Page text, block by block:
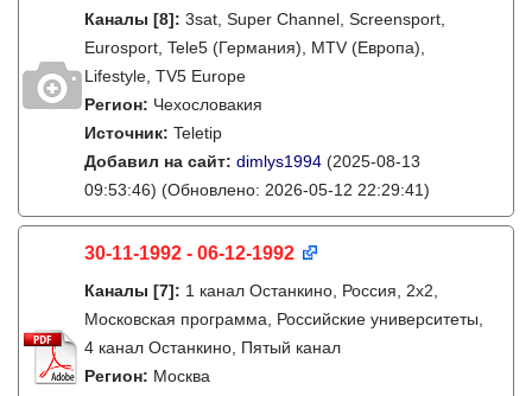
Каналы [8]: 3sat, Super Channel, Screensport,
Eurosport, Tele5 (Германия), MTV (Европа),
Lifestyle, TV5 Europe
Регион: Чехословакия
Источник: Teletip
Добавил на сайт: dimlys1994 (2025-08-13
09:53:46) (Обновлено: 2026-05-12 22:29:41)
30-11-1992 - 06-12-1992
Каналы [7]: 1 канал Останкино, Россия, 2х2,
Московская программа, Российские университеты,
4 канал Останкино, Пятый канал
Регион: Москва